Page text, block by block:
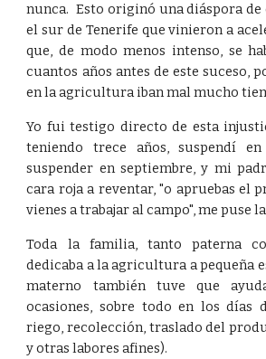
nunca. Esto originó una diáspora de
el sur de Tenerife que vinieron a
que, de modo menos intenso, se
cuantos años antes de este suceso,
en la agricultura iban mal mucho
Yo fui testigo directo de esta
teniendo trece años, suspendí
suspender en septiembre, y mi
cara roja a reventar, "o apruebas el
vienes a trabajar al campo", me puse
Toda la familia, tanto paterna
dedicaba a la agricultura a pequeña
materno también tuve que
ocasiones, sobre todo en los días
riego, recolección, traslado del
y otras labores afines).